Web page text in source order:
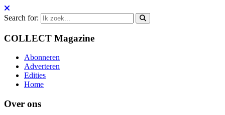
Search for:
COLLECT Magazine
Abonneren
Adverteren
Edities
Home
Over ons